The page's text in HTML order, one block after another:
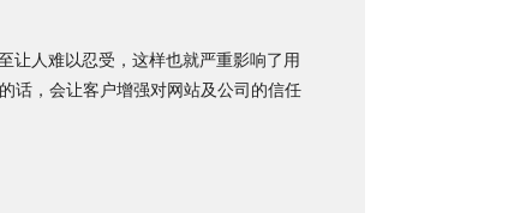
让人难以忍受，这样也就严重影响了用
话，会让客户增强对网站及公司的信任